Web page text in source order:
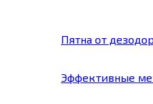
Пятна от
Эффективные